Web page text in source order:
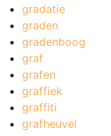
gradatie
graden
gradenboog
graf
grafen
graffiek
graffiti
grafheuvel